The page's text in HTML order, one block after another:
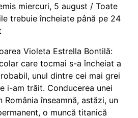
miercuri, 5 august / Toate
trebuie încheiate până pe 24
Violeta Estrella Bontilă:
care tocmai s-a încheiat a
unul dintre cei mai grei
i-am trăit. Conducerea unei
România înseamnă, astăzi, un
o muncă titanică